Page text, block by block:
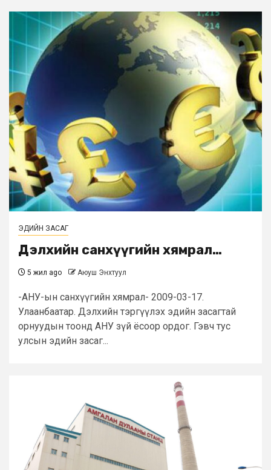
ЭДИЙН ЗАСАГ
Дэлхийн санхүүгийн хямрал…
5 жил ago Аюуш Энхтуул
-АНУ-ын санхүүгийн хямрал- 2009-03-17.
Улаанбаатар. Дэлхийн тэргүүлэх эдийн засагтай
орнуудын тоонд АНУ зүй ёсоор ордог. Гэвч тус
улсын эдийн засаг...